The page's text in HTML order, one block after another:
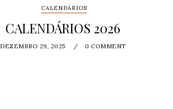
CALENDÁRIOS
CALENDÁRIOS 2026
DEZEMBRO 29, 2025 / 0 COMMENT